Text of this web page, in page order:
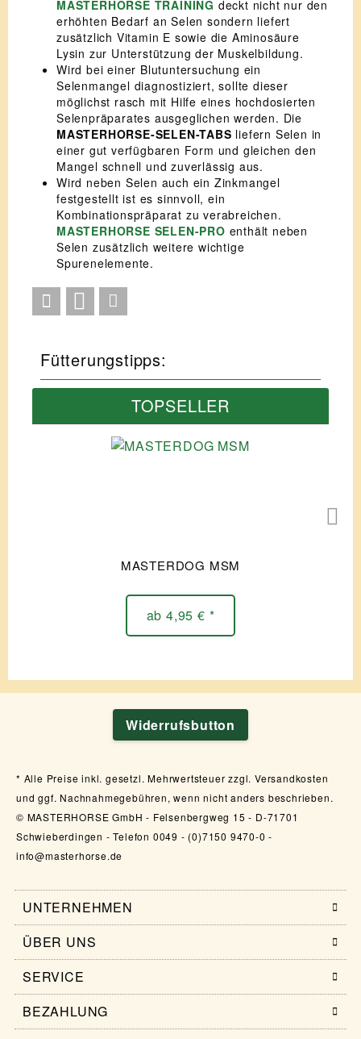
MASTERHORSE TRAINING deckt nicht nur den
erhöhten Bedarf an Selen sondern liefert
zusätzlich Vitamin E sowie die Aminosäure
Lysin zur Unterstützung der Muskelbildung.
Wird bei einer Blutuntersuchung ein
Selenmangel diagnostiziert, sollte dieser
möglichst rasch mit Hilfe eines hochdosierten
Selenpräparates ausgeglichen werden. Die
MASTERHORSE-SELEN-TABS liefern Selen in
einer gut verfügbaren Form und gleichen den
Mangel schnell und zuverlässig aus.
Wird neben Selen auch ein Zinkmangel
festgestellt ist es sinnvoll, ein
Kombinationspräparat zu verabreichen.
MASTERHORSE SELEN-PRO enthält neben
Selen zusätzlich weitere wichtige
Spurenelemente.
Fütterungstipps:
TOPSELLER
MASTERDOG MSM
ab 4,95 € *
Widerrufsbutton
Alle Preise inkl. gesetzl. Mehrwertsteuer zzgl. Versandkosten
und ggf. Nachnahmegebühren, wenn nicht anders beschrieben.
© MASTERHORSE GmbH - Felsenbergweg 15 - D-71701
Schwieberdingen - Telefon 0049 - (0)7150 9470-0 -
info@masterhorse.de
UNTERNEHMEN
ÜBER UNS
SERVICE
BEZAHLUNG